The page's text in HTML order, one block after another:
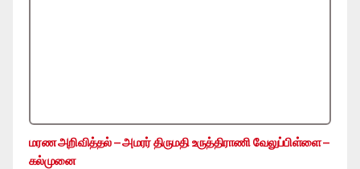
மரண அறிவித்தல் – அமரர் திருமதி உருத்திராணி வேலுப்பிள்ளை –
கல்முனை